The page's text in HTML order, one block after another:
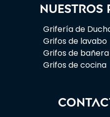
Grifería de
Grifos de lavabo
Grifos de bañera
Grifos de cocina